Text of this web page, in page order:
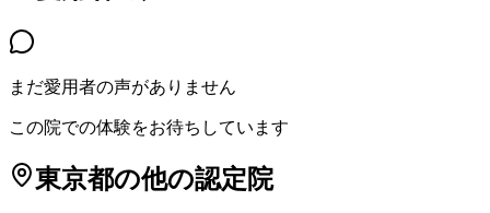
まだ愛用者の声がありません
この院での体験をお待ちしています
東京都の他の認定院